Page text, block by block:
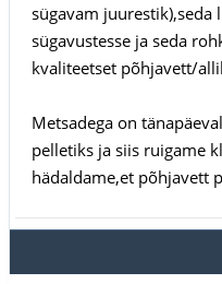
sügavam juurestik),seda
sügavustesse ja seda
kvaliteetset põhjavett/
Metsadega on tänap
pelletiks ja siis ruigame
hädaldame,et põhjavett